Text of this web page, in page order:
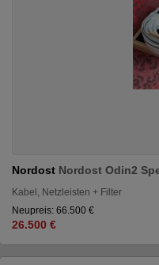
Nordost Nordost Odin2
Kabel, Netzleisten + Filter
Neupreis: 66.500 €
26.500 €